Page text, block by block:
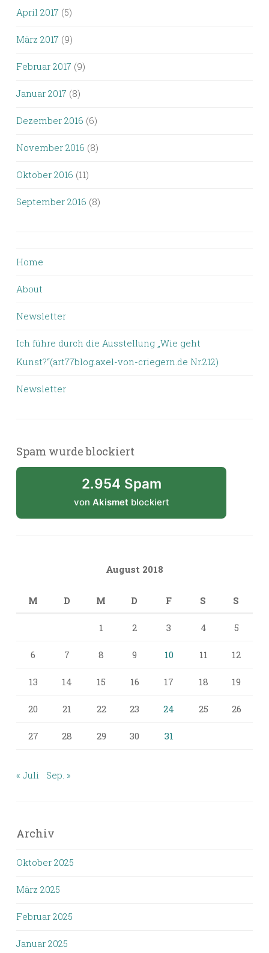
April 2017 (5)
März 2017 (9)
Februar 2017 (9)
Januar 2017 (8)
Dezember 2016 (6)
November 2016 (8)
Oktober 2016 (11)
September 2016 (8)
Home
About
Newsletter
Ich führe durch die Ausstellung „Wie geht
Kunst?“(art77blog.axel-von-criegern.de Nr.212)
Newsletter
Spam wurde blockiert
2.954 Spam
von Akismet blockiert
August 2018
M D M D F S S
1 2 3 4 5
6 7 8 9 10 11 12
13 14 15 16 17 18 19
20 21 22 23 24 25 26
27 28 29 30 31
« Juli Sep. »
Archiv
Oktober 2025
März 2025
Februar 2025
Januar 2025